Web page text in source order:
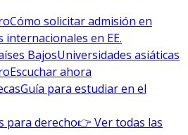
Cómo solicitar admisión en
en EE.
BajosUniversidades asiáticas
Escuchar ahora
Guía para estudiar en el
para derecho👉 Ver todas las